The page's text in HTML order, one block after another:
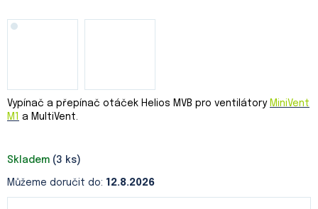
Vypínač a přepínač otáček Helios MVB pro ventilátory MiniVent
M1
a MultiVent.
Můžeme doručit do: 12.8.2026
Skladem (3 ks)